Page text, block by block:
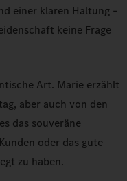
einer klaren Haltung –
keine Frage
Art. Marie erzählt
aber auch von den
das souveräne
oder das gute
zu haben.